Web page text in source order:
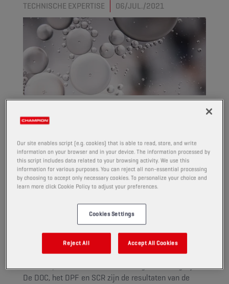
TECHNISCHE EXPERTISE 06/JUL./2021
#nofilter mag dan prachtig klinken op
van toepassing wanneer het gaat om
voertuigen. Op de achtergrond werkt
een legertje helden om het milieu te
beschermen. Ontdek in deze blog hoe
nabehandelingssystemen werken!
Nieuwe technologieën maken effectievere
filtratiesystemen voor dieseluitlaatgassen mogelijk.
De DOC, het DPF en SCR zijn de resultaten van de
Our site enables script (e.g. cookies) that is able to read, store, and write
information on your browser and in your device. The information processed by
this script includes data related to your browsing activity. We use this
information for various purposes. You can reject all non-essential processing
by choosing to accept only necessary cookies. To personalize your choice and
learn more click Cookie Policy to adjust your preferences.
Cookies Settings
Reject All Accept All Cookies